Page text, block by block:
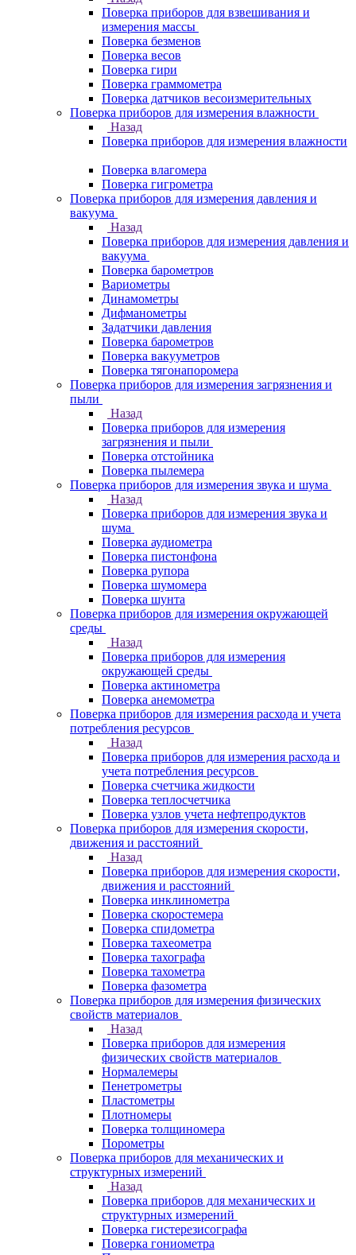
Поверка приборов для взвешивания и
измерения массы
Поверка безменов
Поверка весов
Поверка гири
Поверка граммометра
Поверка датчиков весоизмерительных
Поверка приборов для измерения влажности
Назад
Поверка приборов для измерения влажности
Поверка влагомера
Поверка гигрометра
Поверка приборов для измерения давления и
вакуума
Назад
Поверка приборов для измерения давления и
вакуума
Поверка барометров
Вариометры
Динамометры
Дифманометры
Задатчики давления
Поверка барометров
Поверка вакууметров
Поверка тягонапоромера
Поверка приборов для измерения загрязнения и
пыли
Назад
Поверка приборов для измерения
загрязнения и пыли
Поверка отстойника
Поверка пылемера
Поверка приборов для измерения звука и шума
Назад
Поверка приборов для измерения звука и
шума
Поверка аудиометра
Поверка пистонфона
Поверка рупора
Поверка шумомера
Поверка шунта
Поверка приборов для измерения окружающей
среды
Назад
Поверка приборов для измерения
окружающей среды
Поверка актинометра
Поверка анемометра
Поверка приборов для измерения расхода и учета
потребления ресурсов
Назад
Поверка приборов для измерения расхода и
учета потребления ресурсов
Поверка счетчика жидкости
Поверка теплосчетчика
Поверка узлов учета нефтепродуктов
Поверка приборов для измерения скорости,
движения и расстояний
Назад
Поверка приборов для измерения скорости,
движения и расстояний
Поверка инклинометра
Поверка скоростемера
Поверка спидометра
Поверка тахеометра
Поверка тахографа
Поверка тахометра
Поверка фазометра
Поверка приборов для измерения физических
свойств материалов
Назад
Поверка приборов для измерения
физических свойств материалов
Нормалемеры
Пенетрометры
Пластометры
Плотномеры
Поверка толщиномера
Порометры
Поверка приборов для механических и
структурных измерений
Назад
Поверка приборов для механических и
структурных измерений
Поверка гистерезисографа
Поверка гониометра